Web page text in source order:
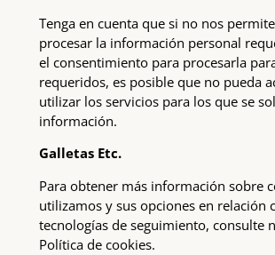
Tenga en cuenta que si no nos
procesar la información personal
el consentimiento para procesarla
requeridos, es posible que no pueda
utilizar los servicios para los que se
información.
Galletas Etc.
Para obtener más información sobre
utilizamos y sus opciones en relación
tecnologías de seguimiento, consulte
Política de cookies.